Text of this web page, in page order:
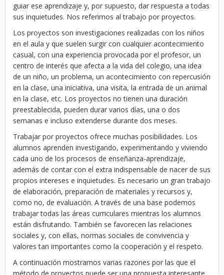
guiar ese aprendizaje y, por supuesto, dar respuesta a todas
sus inquietudes. Nos referimos al trabajo por proyectos.
Los proyectos son investigaciones realizadas con los niños
en el aula y que suelen surgir con cualquier acontecimiento
casual, con una experiencia provocada por el profesor, un
centro de interés que afecta a la vida del colegio, una idea
de un niño, un problema, un acontecimiento con repercusión
en la clase, una iniciativa, una visita, la entrada de un animal
en la clase, etc. Los proyectos no tienen una duración
preestablecida, pueden durar varios días, una o dos
semanas e incluso extenderse durante dos meses.
Trabajar por proyectos ofrece muchas posibilidades. Los
alumnos aprenden investigando, experimentando y viviendo
cada uno de los procesos de enseñanza-aprendizaje,
además de contar con el extra indispensable de nacer de sus
propios intereses e inquietudes. Es necesario un gran trabajo
de elaboración, preparación de materiales y recursos y,
como no, de evaluación. A través de una base podemos
trabajar todas las áreas curriculares mientras los alumnos
están disfrutando. También se favorecen las relaciones
sociales y, con ellas, normas sociales de convivencia y
valores tan importantes como la cooperación y el respeto.
A continuación mostramos varias razones por las que el
método de proyectos puede ser una propuesta interesante